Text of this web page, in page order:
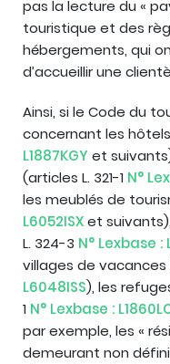
pas la lecture du «
touristique et des
hébergements, qui
d’accueillir une
Ainsi, si le Code du
concernant les hôtels
L1887KGY et
(articles L. 321-1 N°
les meublés de
L6052ISXet
L. 324-3 N° Lexbase :
villages de vacances
L6048ISS), les
1 N° Lexbase :
par exemple, les «
demeurant non